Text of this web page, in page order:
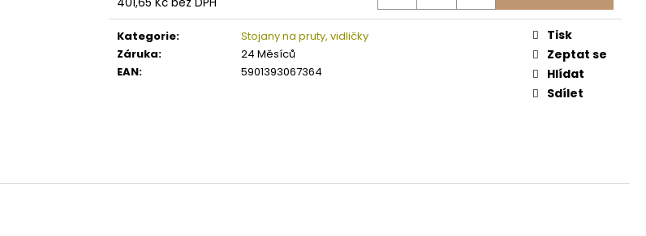
Měrná
cena:
Kategorie:
Stojany na pruty, vidličky
Záruka:
24 Měsíců
EAN: 5901393067364
Tisk
Zeptat se
Hlídat
Sdílet